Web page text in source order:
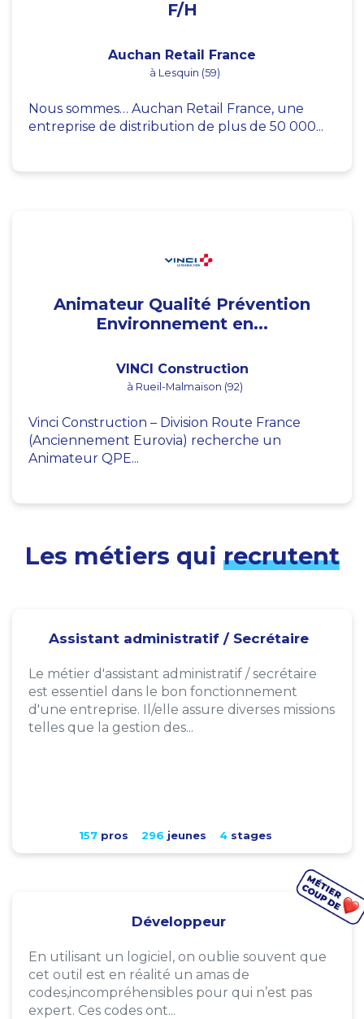
F/H
Auchan Retail France
à Lesquin (59)
Nous sommes… Auchan Retail France, une
entreprise de distribution de plus de 50 000...
Animateur Qualité Prévention
Environnement en...
VINCI Construction
à Rueil-Malmaison (92)
Vinci Construction – Division Route France
(Anciennement Eurovia) recherche un
Animateur QPE...
Les métiers qui recrutent
Assistant administratif / Secrétaire
Le métier d'assistant administratif / secrétaire
est essentiel dans le bon fonctionnement
d'une entreprise. Il/elle assure diverses missions
telles que la gestion des...
157 pros 296 jeunes 4 stages
Développeur
En utilisant un logiciel, on oublie souvent que
cet outil est en réalité un amas de
codes,incompréhensibles pour qui n’est pas
expert. Ces codes ont...